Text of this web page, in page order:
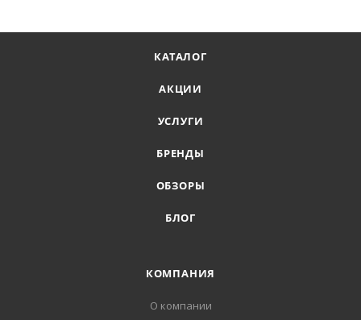
КАТАЛОГ
АКЦИИ
УСЛУГИ
БРЕНДЫ
ОБЗОРЫ
БЛОГ
КОМПАНИЯ
О компании